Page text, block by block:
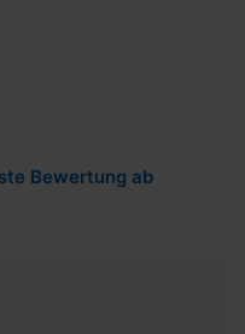
Bewertung ab